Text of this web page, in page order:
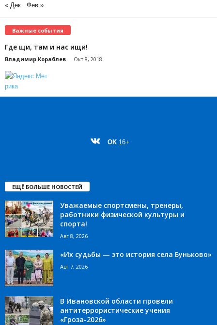
« Дек
Фев »
Важные события
Где щи, там и нас ищи!
Владимир Кораблев - Окт 8, 2018
OK 16+
ЕЩЁ БОЛЬШЕ НОВОСТЕЙ
Уважаемые спортсмены, тренеры,
работники физической культуры и
спорта!
Авг 8, 2026
«Их судьбы — это история села Буньково»
Авг 7, 2026
В Ивановской области провели
антитеррористические учения
«Гроза-2026»